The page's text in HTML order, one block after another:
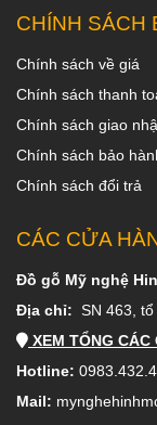
CHÍNH SÁCH
Chính sách về giá
Chính sách thanh
Chính sách giao
Chính sách bảo
Chính sách đổi trả
CÁC CỬA
Đồ gỗ Mỹ nghệ
Địa chỉ: SN 463,
XEM TỔNG CÁC
Hotline:
Mail: